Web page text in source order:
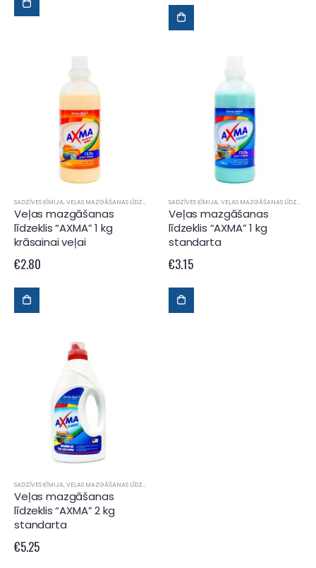
SADZĪVES ĶĪMIJA, VEĻAS MAZGĀŠANAS LĪDZEKĻI
Veļas mazgāšanas
līdzeklis “AXMA” 1 kg
krāsainai veļai
€2.80
SADZĪVES ĶĪMIJA, VEĻAS MAZGĀŠANAS LĪDZEKĻI
Veļas mazgāšanas
līdzeklis “AXMA” 1 kg
standarta
€3.15
SADZĪVES ĶĪMIJA, VEĻAS MAZGĀŠANAS LĪDZEKĻI
Veļas mazgāšanas
līdzeklis “AXMA” 2 kg
standarta
€5.25